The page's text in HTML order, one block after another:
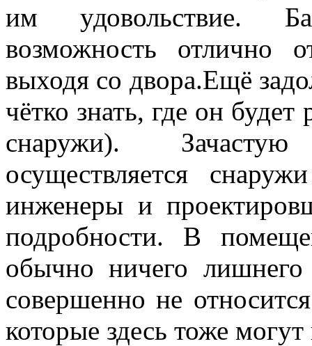
им удовольствие.
возможность отлично
выходя со двора.Ещё
чётко знать, где он
снаружи).
осуществляется
инженеры и
подробности. В
обычно ничего
совершенно не
которые здесь тоже могут